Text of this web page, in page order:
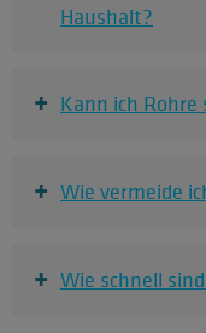
Haushalt?
+ Kann ich
+ Wie vermeide
+ Wie schnell